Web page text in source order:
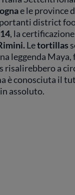
e le province
district
, la certificazione
Letortillas
leggenda
a
è conosciuta il
assoluto.